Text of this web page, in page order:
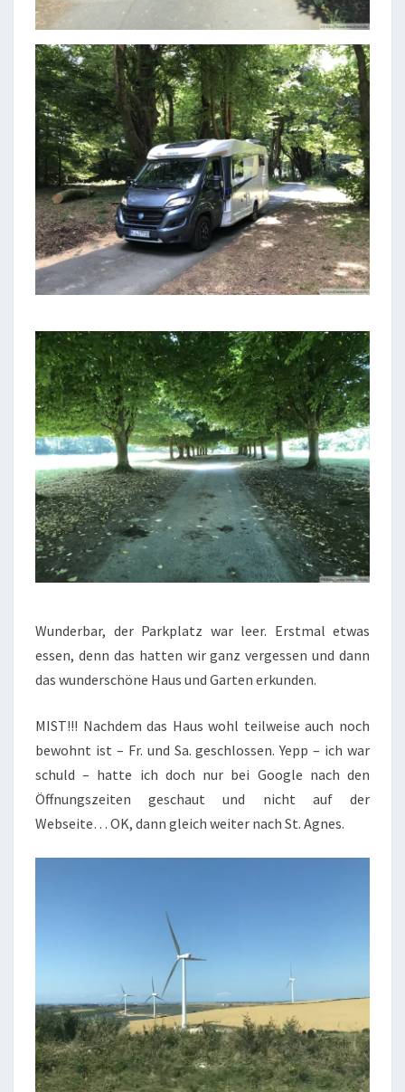
Wunderbar, der Parkplatz war leer. Erstmal etwas
essen, denn das hatten wir ganz vergessen und dann
das wunderschöne Haus und Garten erkunden.
MIST!!! Nachdem das Haus wohl teilweise auch noch
bewohnt ist – Fr. und Sa. geschlossen. Yepp – ich war
schuld – hatte ich doch nur bei Google nach den
Öffnungszeiten geschaut und nicht auf der
Webseite… OK, dann gleich weiter nach St. Agnes.